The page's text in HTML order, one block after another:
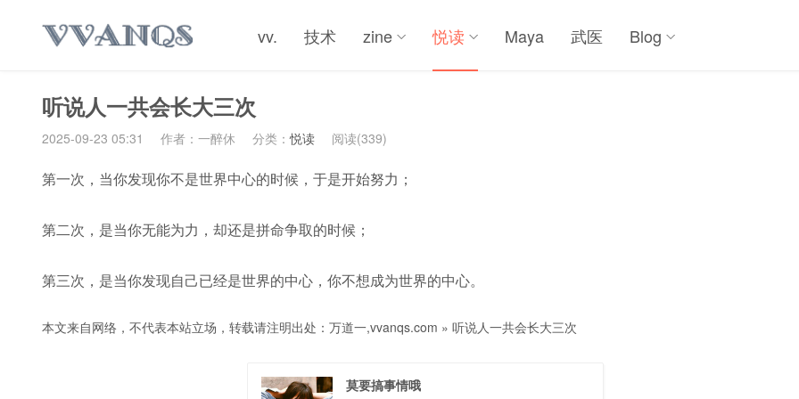
vv. 技术 zine 悦读 Maya 武医 Blog
听说人一共会长大三次
2025-09-23 05:31 作者：一醉休 分类：悦读 阅读(339)
第一次，当你发现你不是世界中心的时候，于是开始努力；
第二次，是当你无能为力，却还是拼命争取的时候；
第三次，是当你发现自己已经是世界的中心，你不想成为世界的中心。
本文来自网络，不代表本站立场，转载请注明出处： 万道一,vvanqs.com » 听说人一共会长大三次
莫要搞事情哦